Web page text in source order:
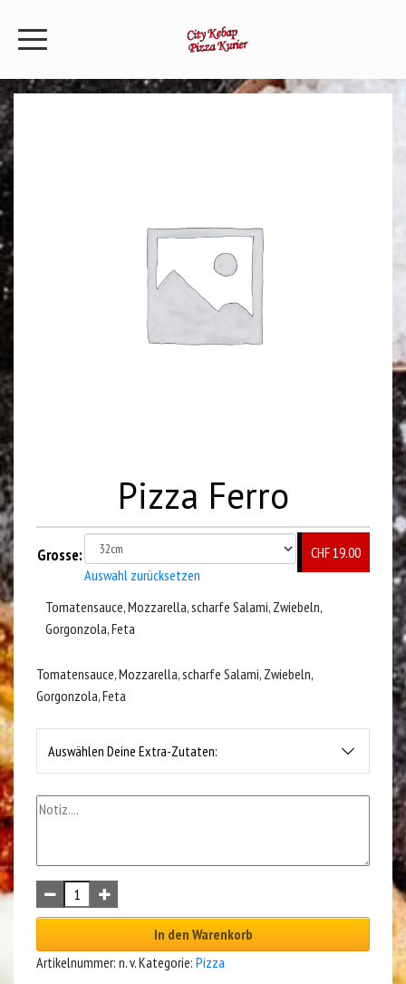
Pizza Ferro
CHF 19.00
Tomatensauce, Mozzarella, scharfe Salami, Zwiebeln,
Gorgonzola, Feta
Grosse:
Auswahl zurücksetzen
Tomatensauce, Mozzarella, scharfe Salami, Zwiebeln,
Gorgonzola, Feta
Auswählen Deine Extra-Zutaten:
In den Warenkorb
Artikelnummer: n. v.Kategorie: Pizza